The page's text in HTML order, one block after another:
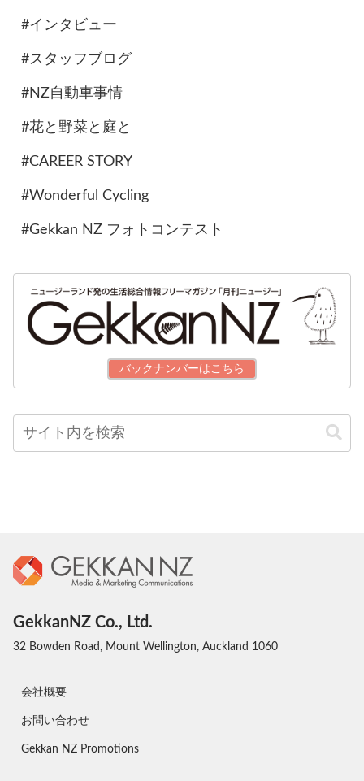
#インタビュー
#スタッフブログ
#NZ自動車事情
#花と野菜と庭と
#CAREER STORY
#Wonderful Cycling
#Gekkan NZ フォトコンテスト
バックナンバーはこちら
GekkanNZ Co., Ltd.
32 Bowden Road, Mount Wellington, Auckland 1060
会社概要
お問い合わせ
Gekkan NZ Promotions